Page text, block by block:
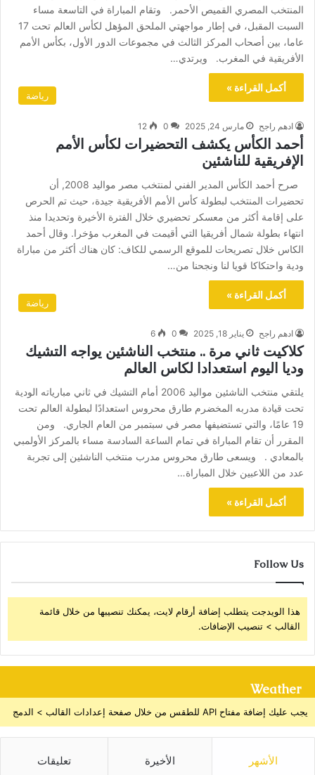
المنتخب المصري القميص الأحمر. وتقام المباراة في التاسعة مساء
السبت المقبل، في إطار مواجهتي الملحق المؤهل لكأس العالم تحت 17
عاما، بين أصحاب المركز الثالث في مجموعات الدور الأول، بكأس الأمم
الأفريقية في المغرب. ويرتدي…
أكمل القراءة »
رياضة
ادهم راجح مارس 24, 2025 0
12
أحمد الكأس يكشف التحضيرات لكأس الأمم
الإفريقية للناشئين
صرح أحمد الكأس المدير الفني لمنتخب مصر مواليد 2008, أن
تحضيرات المنتخب لبطولة كأس الأمم الأفريقية جيدة، حيث تم الحرص
على إقامة أكثر من معسكر تحضيري خلال الفترة الأخيرة وتحديدا منذ
انتهاء بطولة شمال أفريقيا التي أقيمت في المغرب مؤخرا. وقال أحمد
الكاس خلال تصريحات للموقع الرسمي للكاف: كان هناك أكثر من مباراة
ودية واحتكاكا قويا لنا ونجحنا من…
أكمل القراءة »
رياضة
ادهم راجح يناير 18, 2025 0
6
كلاكيت ثاني مرة .. منتخب الناشئين يواجه التشيك
وديا اليوم استعدادا لكاس العالم
يلتقي منتخب الناشئين مواليد 2006 أمام التشيك في ثاني مبارياته الودية
تحت قيادة مدربه المخضرم طارق محروس استعدادًا لبطولة العالم تحت
19 عامًا، والتي تستضيفها مصر في سبتمبر من العام الجاري. ومن
المقرر أن تقام المباراة في تمام الساعة السادسة مساء بالمركز الأولمبي
بالمعادي . ويسعى طارق محروس مدرب منتخب الناشئين إلى تجربة
عدد من اللاعبين خلال المباراة…
أكمل القراءة »
Follow Us
هذا الويدجت يتطلب إضافة أرقام لايت، يمكنك تنصيبها من خلال قائمة
القالب > تنصيب الإضافات.
Weather
يجب عليك إضافة مفتاح API للطقس من خلال صفحة إعدادات القالب > الدمج
الأشهر الأخيرة تعليقات